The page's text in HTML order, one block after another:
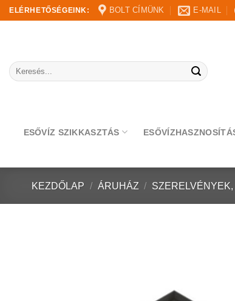
Skip
to
ELÉRHETŐSÉGEINK: BOLT CÍMÜNK E-MAIL
Keresés
a
ESŐVÍZ SZIKKASZTÁS
KEZDŐLAP / ÁRUHÁZ /